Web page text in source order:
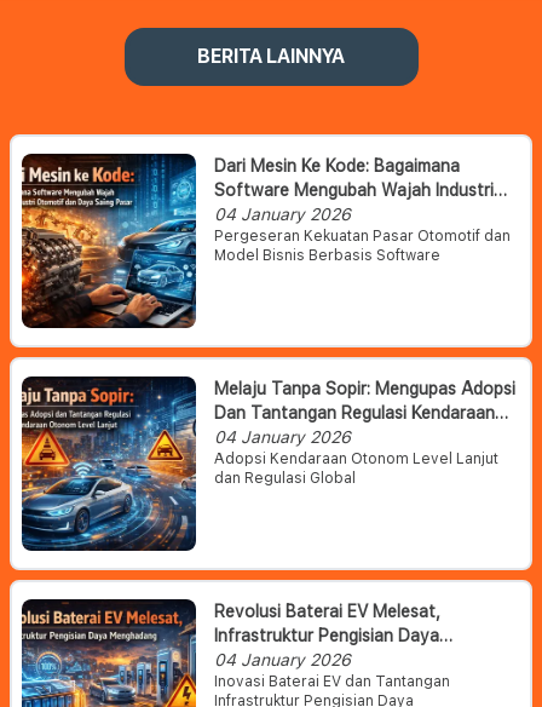
BERITA LAINNYA
Dari Mesin Ke Kode: Bagaimana
Software Mengubah Wajah Industri
Otomotif Dan Daya Saing Pasar
04 January 2026
Pergeseran Kekuatan Pasar Otomotif dan
Model Bisnis Berbasis Software
Melaju Tanpa Sopir: Mengupas Adopsi
Dan Tantangan Regulasi Kendaraan
Otonom Level Lanjut
04 January 2026
Adopsi Kendaraan Otonom Level Lanjut
dan Regulasi Global
Revolusi Baterai EV Melesat,
Infrastruktur Pengisian Daya
Menghadang
04 January 2026
Inovasi Baterai EV dan Tantangan
Infrastruktur Pengisian Daya